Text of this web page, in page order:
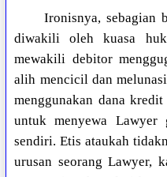
Ironisnya, sebagian
diwakili oleh kuasa
mewakili debitor
alih mencicil dan
menggunakan dana
untuk menyewa Lawyer
sendiri. Etis ataukah
urusan seorang Lawyer,